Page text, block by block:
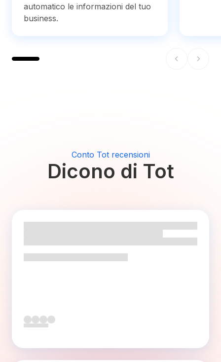
automatico le informazioni del tuo
business.
Conto Tot recensioni
Dicono di Tot